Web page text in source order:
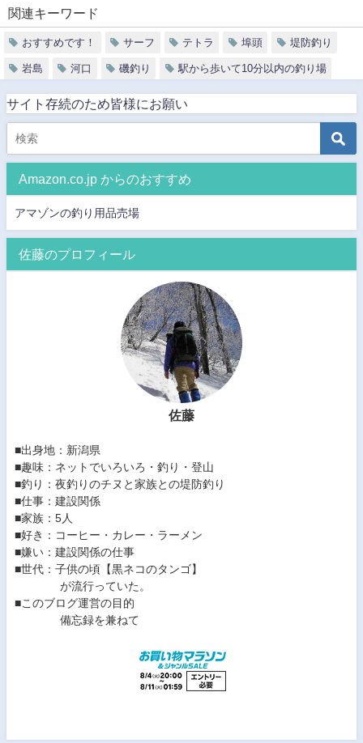
関連キーワード
おすすめです！ サーフ テトラ 埠頭 堤防釣り
岩島 河口 磯釣り 駅から歩いて10分以内の釣り場
サイト存続のため皆様にお願い
Amazon.co.jp からのおすすめ
アマゾンの釣り用品売場
佐藤のプロフィール
佐藤
■出身地：新潟県
■趣味：ネットでいろいろ・釣り・登山
■釣り：夜釣りのチヌと家族との堤防釣り
■仕事：建設関係
■家族：5人
■好き：コーヒー・カレー・ラーメン
■嫌い：建設関係の仕事
■世代：子供の頃【黒ネコのタンゴ】
が流行っていた。
■このブログ運営の目的
備忘録を兼ねて